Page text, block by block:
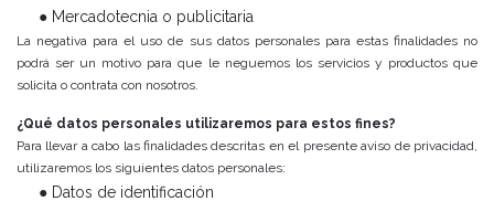
● Mercadotecnia o publicitaria
La negativa para el uso de sus datos personales para estas finalidades no
podrá ser un motivo para que le neguemos los servicios y productos que
solicita o contrata con nosotros.
¿Qué datos personales utilizaremos para estos fines?
Para llevar a cabo las finalidades descritas en el presente aviso de privacidad,
utilizaremos los siguientes datos personales:
● Datos de identificación